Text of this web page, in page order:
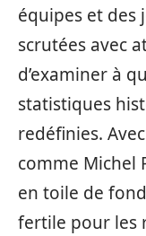
équipes et des
scrutées avec
d’examiner à
statistiques
redéfinies.
comme Michel
en toile de
fertile pour les